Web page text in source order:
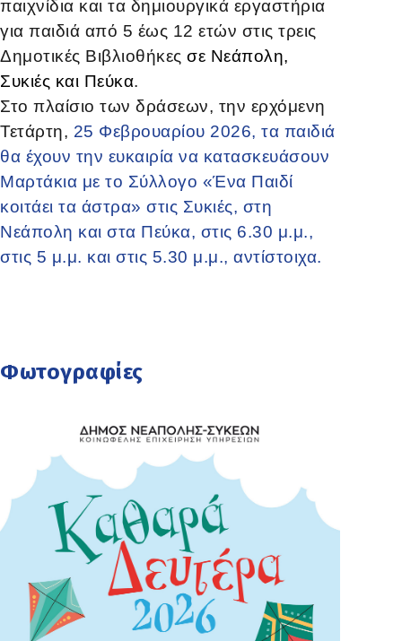
παιχνίδια και τα δημιουργικά εργαστήρια
για παιδιά από 5 έως 12 ετών στις τρεις
Δημοτικές Βιβλιοθήκες σε Νεάπολη,
Συκιές και Πεύκα.
Στο πλαίσιο των δράσεων, την ερχόμενη
Τετάρτη, 25 Φεβρουαρίου 2026, τα παιδιά
θα έχουν την ευκαιρία να κατασκευάσουν
Μαρτάκια με το Σύλλογο «Ένα Παιδί
κοιτάει τα άστρα» στις Συκιές, στη
Νεάπολη και στα Πεύκα, στις 6.30 μ.μ.,
στις 5 μ.μ. και στις 5.30 μ.μ., αντίστοιχα.
Φωτογραφίες